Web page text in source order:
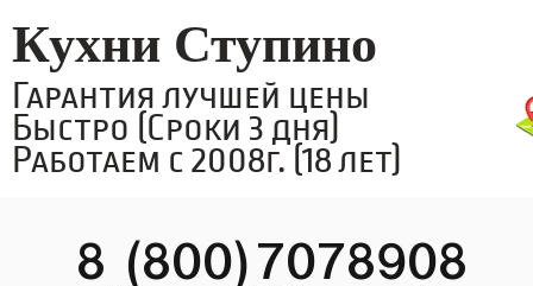
Кухни Ступино
Гарантия лучшей цены
Быстро (Сроки 3 дня)
Работаем с 2008г. (18 лет)
8 (800)7078908